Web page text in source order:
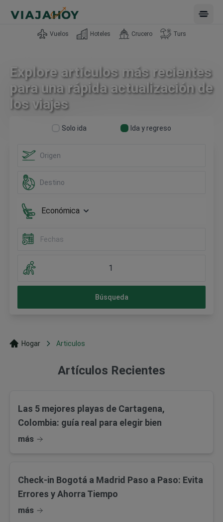
Open
Vuelos Hoteles Crucero Turs
Explore artículos más recientes
para una rápida actualización de
los viajes
Solo ida Ida y regreso
Económica
1
Búsqueda
Hogar Articulos
Artículos Recientes
Las 5 mejores playas de Cartagena,
Colombia: guía real para elegir bien
más
Check-in Bogotá a Madrid Paso a Paso: Evita
Errores y Ahorra Tiempo
más